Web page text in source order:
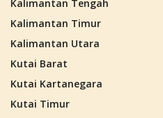
Kalimantan Tengah
Kalimantan Timur
Kalimantan Utara
Kutai Barat
Kutai Kartanegara
Kutai Timur